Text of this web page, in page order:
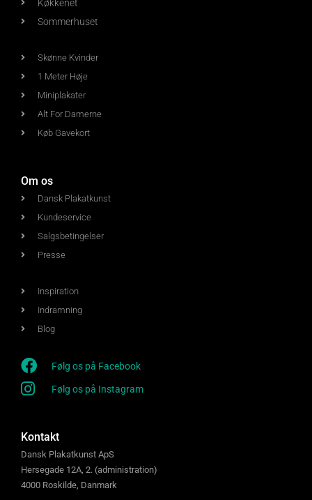
Køkkenet
Sommerhuset
Skønne Kvinder
1 Meter Høje
Miniplakater
Alt For Damerne
Køb Gavekort
Om os
Dansk Plakatkunst
Kundeservice
Salgsbetingelser
Presse
Inspiration
Indramning
Blog
Følg os på Facebook
Følg os på Instagram
Kontakt
Dansk Plakatkunst ApS
Hersegade 12A, 2. (administration)
4000 Roskilde, Danmark